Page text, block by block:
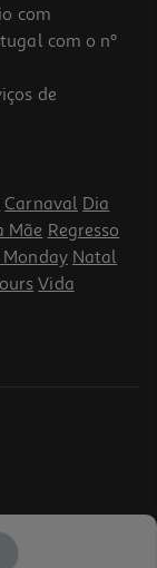
4x155g
com
com o nº
de
Carnaval Dia
Mãe Regresso
Monday Natal
Vida